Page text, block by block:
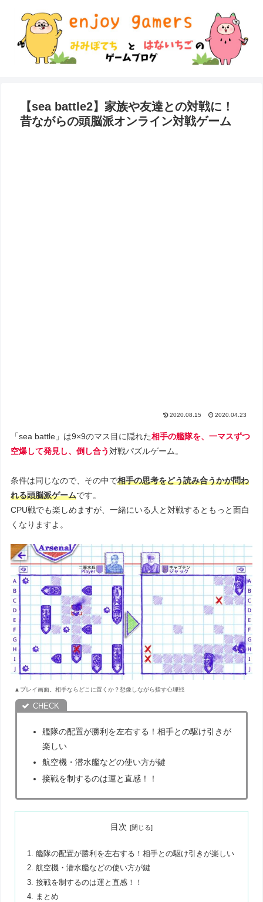
【sea battle2】家族や友達との対戦に！
昔ながらの頭脳派オンライン対戦ゲーム
2020.08.15 2020.04.23
「sea battle」は9×9のマス目に隠れた相手の艦隊を、一マスずつ
空爆して発見し、倒し合う対戦パズルゲーム。
条件は同じなので、その中で相手の思考をどう読み合うかが問わ
れる頭脳派ゲームです。
CPU戦でも楽しめますが、一緒にいる人と対戦するともっと面白
くなりますよ。
▲プレイ画面。相手ならどこに置くか？想像しながら指す心理戦
艦隊の配置が勝利を左右する！相手との駆け引きが
楽しい
航空機・潜水艦などの使い方が鍵
接戦を制するのは運と直感！！
目次
艦隊の配置が勝利を左右する！相手との駆け引きが楽しい
航空機・潜水艦などの使い方が鍵
接戦を制するのは運と直感！！
まとめ